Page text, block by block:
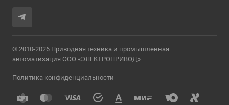
© 2010-2026 Приводная техника и промышленная
автоматизация ООО «ЭЛЕКТРОПРИВОД»
Политика конфиденциальности